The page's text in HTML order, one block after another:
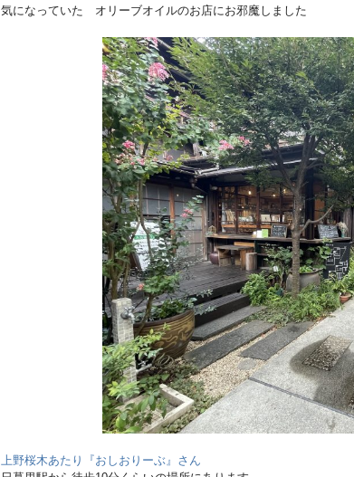
気になっていた オリーブオイルのお店にお邪魔しました
上野桜木あたり『おしおりーぶ』さん